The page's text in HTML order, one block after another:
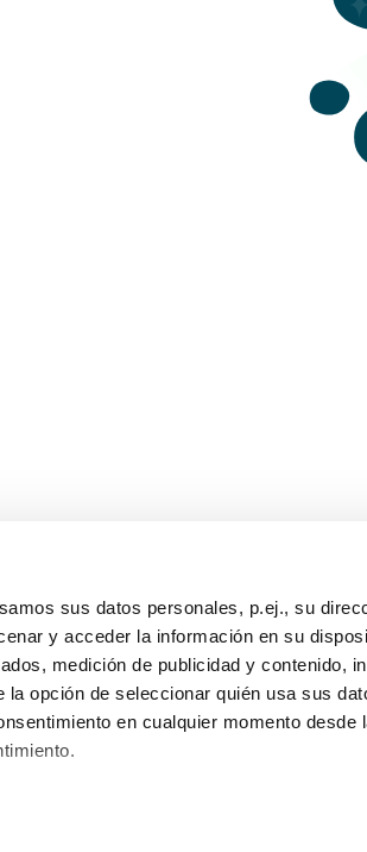
sus datos personales, p.ej., su
y acceder la información en su
medición de publicidad y contenido,
opción de seleccionar quién usa sus
en cualquier momento desde